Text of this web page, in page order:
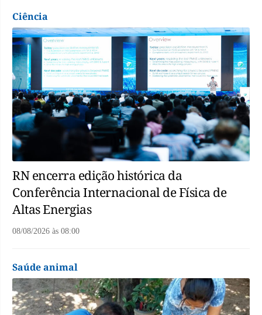
Ciência
RN encerra edição histórica da
Conferência Internacional de Física de
Altas Energias
08/08/2026 às 08:00
Saúde animal